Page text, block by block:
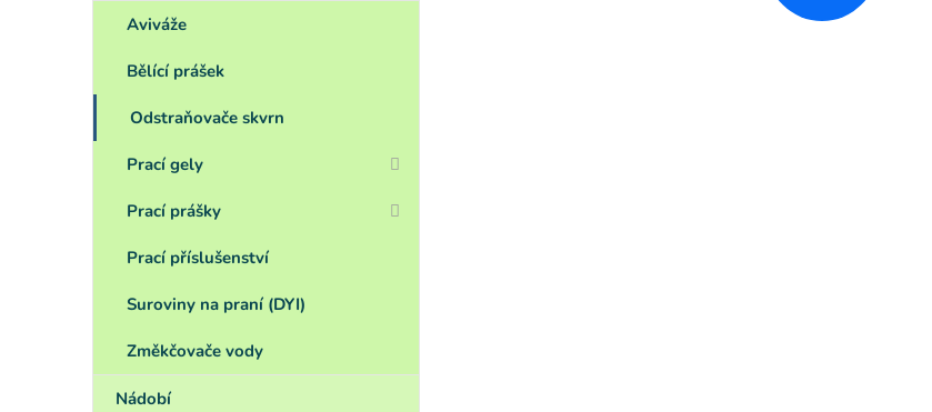
Aviváže
Bělící prášek
Odstraňovače skvrn
Prací gely
Prací prášky
Prací příslušenství
Suroviny na praní (DYI)
Změkčovače vody
Nádobí